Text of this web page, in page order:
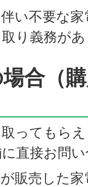
伴い不要な
り義務が
合（
ってもら
直接お問
が販売した